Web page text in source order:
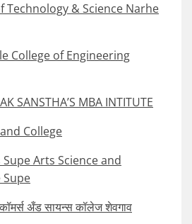
& Science Narhe
College of Engineering
SANSTHA’S MBA INTITUTE
College
Arts Science and
Supe
अँड सायन्स कॉलेज शेवगाव